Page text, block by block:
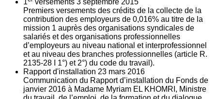
1
versements 3 septembre 2015
Premiers versements des crédits de la collecte de la
contribution des employeurs de 0,016% au titre de la
mission 1 auprès des organisations syndicales de
salariés et des organisations professionnelles
d’employeurs au niveau national et interprofessionnel
et au niveau des branches professionnelles (article R.
2135‐28 I 1°) et 2°) du code du travail).
Rapport d'installation 23 mars 2016
Communication du Rapport d’installation du Fonds de
janvier 2016 à Madame Myriam EL KHOMRI, Ministre